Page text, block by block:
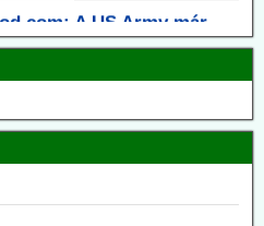
koronavírusok után
Ügynöksége (DARPA) 2010-
programot azzal a kifejezett céllal,
meghatározza a vírusok jövőbeli
a még nem létező víruspopulációk
és evolúciós útjait is.
Küszöbön a